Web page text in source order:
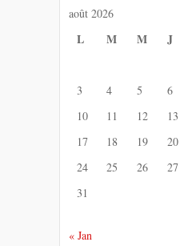
août 2026
L M M J
3
4 5 6
10
11 12 13
17
18 19 20
24
25 26 27
31
« Jan